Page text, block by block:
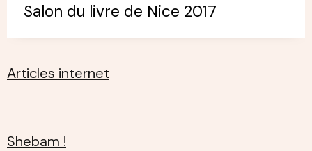
Salon du livre de Nice 2017
Articles internet
Shebam !